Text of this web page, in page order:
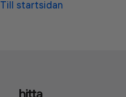
Till startsidan